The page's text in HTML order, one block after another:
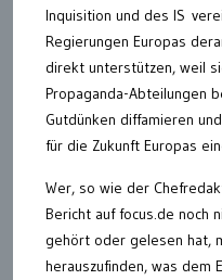
Inquisition und des IS
Regierungen Europas
direkt unterstützen, weil
Propaganda-Abteilungen
Gutdünken diffamieren
für die Zukunft Europas
Wer, so wie der
Bericht auf focus.de noch
gehört oder gelesen hat,
herauszufinden, was dem